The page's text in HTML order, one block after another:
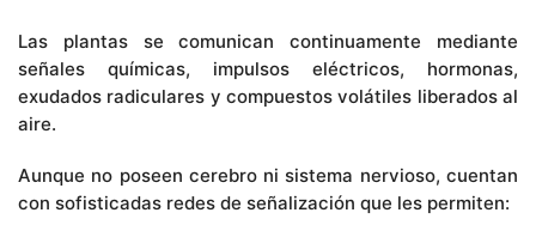
Las plantas se comunican continuamente mediante
señales químicas, impulsos eléctricos, hormonas,
exudados radiculares y compuestos volátiles liberados al
aire.
Aunque no poseen cerebro ni sistema nervioso, cuentan
con sofisticadas redes de señalización que les permiten: